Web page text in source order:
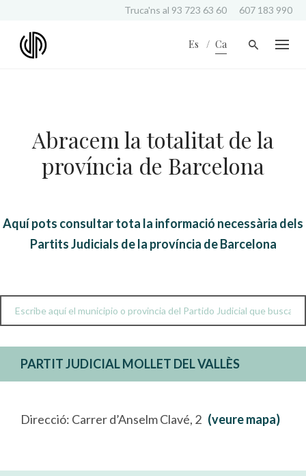
Truca'ns al 93 723 63 60 607 183 990
Es Ca
Abracem la totalitat de la
província de Barcelona
Aquí pots consultar tota la informació necessària dels
Partits Judicials de la província de Barcelona
PARTIT JUDICIAL MOLLET DEL VALLÈS
Direcció: Carrer d’Anselm Clavé, 2 (veure mapa)